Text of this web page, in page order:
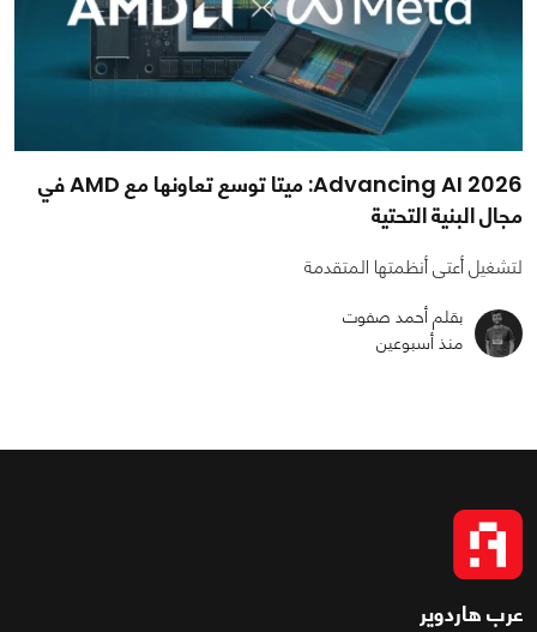
Advancing AI 2026: ميتا توسع تعاونها مع AMD في
مجال البنية التحتية
لتشغيل أعتى أنظمتها المتقدمة
بقلم أحمد صفوت
منذ أسبوعين
عرب هاردوير